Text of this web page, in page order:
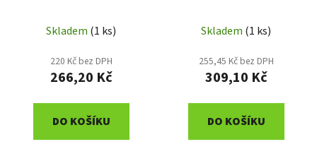
Skladem (1 ks)
220 Kč bez DPH
266,20 Kč
DO KOŠÍKU
Skladem (1 ks)
255,45 Kč bez DPH
309,10 Kč
DO KOŠÍKU